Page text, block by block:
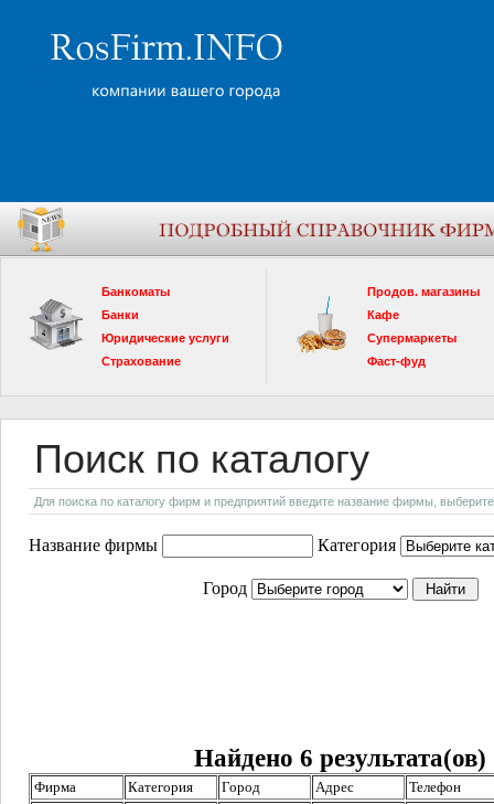
Банкоматы
Банки
Юридические услуги
Страхование
Продов. магазины
Кафе
Супермаркеты
Фаст-фуд
Поиск по каталогу
Для поиска по каталогу фирм и предприятий введите название фирмы, выберите
Название фирмы Категория
Город
Найдено 6 результата(ов)
Фирма Категория Город Адрес Телефон